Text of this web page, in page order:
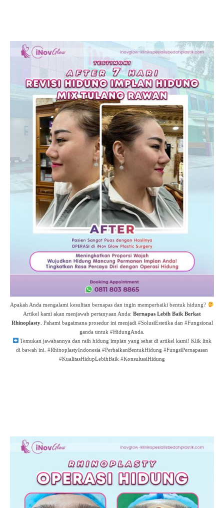
Apakah Anda mengalami kesulitan bernapas dan ingin memperbaiki bentuk hidung?
Artikel kami akan menjawab pertanyaan Anda: Bernapas Lebih Baik Berkat
Rhinoplasty. Pahami bagaimana prosedur ini menjadi #SolusiEstetika dan #Fungsional
ganda untuk #HidungAnda.
Temukan jawabannya dan raih hidung impian yang sehat di artikel kami! Klik link
di bawah ini. #RhinoplastyIndonesia #PerbaikanBentukHidung #FungsiPernapasan
#KualitasHidupLebihBaik #KonsultasiHidung